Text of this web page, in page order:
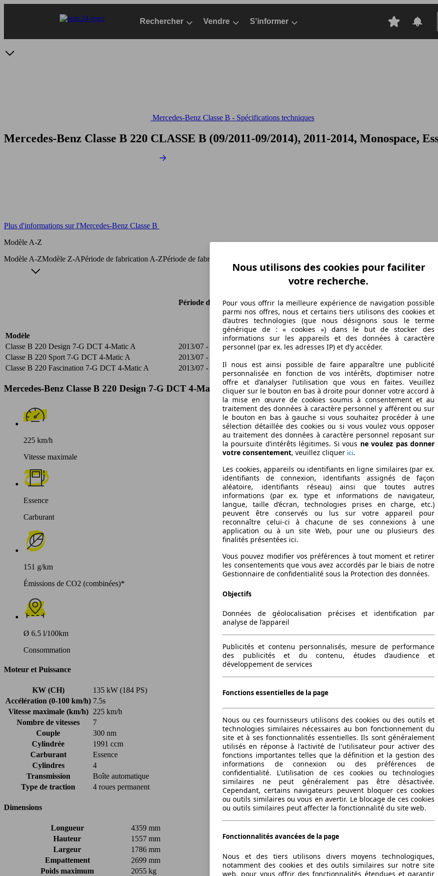
Rechercher Vendre S'informer
Mercedes-Benz Classe B - Spécifications techniques
Mercedes-Benz Classe B 220 CLASSE B (09/2011-09/2014), 2011-2014, Monospace,
Plus d'informations sur l'Mercedes-Benz Classe B
Modèle A-Z
Modèle A-ZModèle Z-APériode de fabrication A-ZPériode de fabrication Z-A Ø
Modèle
Période de fabrication Puissance Ø Consommation
Classe B 220 Design 7-G DCT 4-Matic A 2013/07 - 2014/09 135 KW (184 PS) 6.5 l/100km
Classe B 220 Sport 7-G DCT 4-Matic A
2013/07 - 2014/09
Classe B 220 Fascination 7-G DCT 4-Matic A
2013/07 - 2014/09 135 KW (184 PS) 6.7 l/100km
Mercedes-Benz Classe B 220 Design 7-G DCT 4-Matic A Spécifications techniques
225 km/h
Vitesse maximale
Essence
Carburant
151 g/km
Émissions de CO2 (combinées)*
Ø 6.5 l/100km
Consommation
Moteur et Puissance
KW (CH)
135 kW (184 PS)
Accélération (0-100 km/h) 7.5s
Vitesse maximale (km/h)
225 km/h
Nombre de vitesses
7
Couple
300 nm
Cylindrée
1991 ccm
Carburant
Essence
Cylindres
4
Transmission
Boîte automatique
Type de traction
4 roues permanent
Dimensions
Longueur
4359 mm
Hauteur
1557 mm
Largeur
1786 mm
Empattement
2699 mm
Poids maximum
2055 kg
Nous utilisons des cookies pour faciliter
votre recherche.
Pour vous offrir la meilleure expérience de navigation possible
parmi nos offres, nous et certains tiers utilisons des cookies et
d’autres technologies (que nous désignons sous le terme
générique de : « cookies ») dans le but de stocker des
informations sur les appareils et des données à caractère
personnel (par ex. les adresses IP) et d’y accéder.
Il nous est ainsi possible de faire apparaître une publicité
personnalisée en fonction de vos intérêts, d’optimiser notre
offre et d’analyser l’utilisation que vous en faites. Veuillez
cliquer sur le bouton en bas à droite pour donner votre accord à
la mise en œuvre de cookies soumis à consentement et au
traitement des données à caractère personnel y afférent ou sur
le bouton en bas à gauche si vous souhaitez procéder à une
sélection détaillée des cookies ou si vous voulez vous opposer
au traitement des données à caractère personnel reposant sur
la poursuite d’intérêts légitimes. Si vous ne voulez pas donner
votre consentement, veuillez cliquer ici.
Les cookies, appareils ou identifiants en ligne similaires (par ex.
identifiants de connexion, identifiants assignés de façon
aléatoire, identifiants réseau) ainsi que toutes autres
informations (par ex. type et informations de navigateur,
langue, taille d’écran, technologies prises en charge, etc.)
peuvent être conservés ou lus sur votre appareil pour
reconnaître celui-ci à chacune de ses connexions à une
application ou à un site Web, pour une ou plusieurs des
finalités présentées ici.
Vous pouvez modifier vos préférences à tout moment et retirer
les consentements que vous avez accordés par le biais de notre
Gestionnaire de confidentialité sous la Protection des données.
Objectifs
Données de géolocalisation précises et identification par
analyse de l’appareil
Publicités et contenu personnalisés, mesure de performance
des publicités et du contenu, études d’audience et
développement de services
Fonctions essentielles de la page
Nous ou ces fournisseurs utilisons des cookies ou des outils et
technologies similaires nécessaires au bon fonctionnement du
site et à ses fonctionnalités essentielles. Ils sont généralement
utilisés en réponse à l'activité de l'utilisateur pour activer des
fonctions importantes telles que la définition et la gestion des
informations de connexion ou des préférences de
confidentialité. L'utilisation de ces cookies ou technologies
similaires ne peut généralement pas être désactivée.
Cependant, certains navigateurs peuvent bloquer ces cookies
ou outils similaires ou vous en avertir. Le blocage de ces cookies
ou outils similaires peut affecter la fonctionnalité du site web.
Fonctionnalités avancées de la page
Nous et des tiers utilisons divers moyens technologiques,
notamment des cookies et des outils similaires sur notre site
web, pour vous offrir des fonctionnalités étendues et garantir